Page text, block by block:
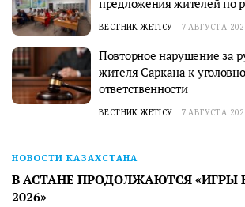
предложения жителей по
ВЕСТНИК ЖЕТІСУ 7 АВГУСТА
Повторное нарушение за
жителя Саркана к
ответственности
ВЕСТНИК ЖЕТІСУ 7 АВГУСТА
НОВОСТИ КАЗАХСТАНА
В АСТАНЕ ПРОДОЛЖАЮТСЯ «ИГРЫ
2026»